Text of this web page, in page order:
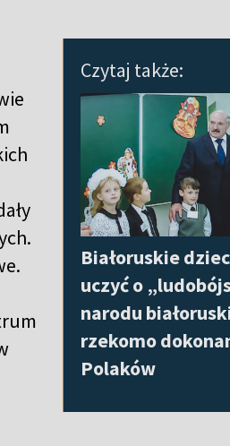
Czytaj także:
Białoruskie
uczyć o
narodu
rzekomo
Polaków